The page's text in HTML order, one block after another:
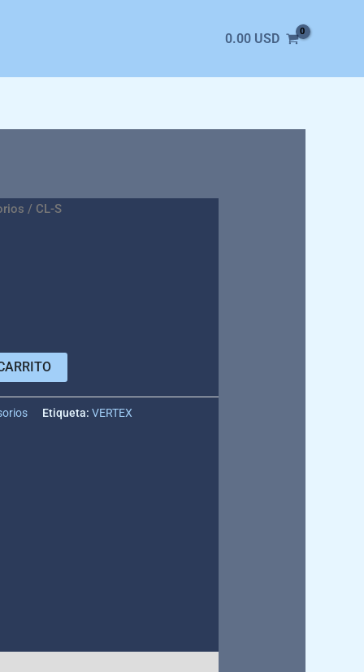
0.00 USD
/ CL-S
Etiqueta:VERTEX